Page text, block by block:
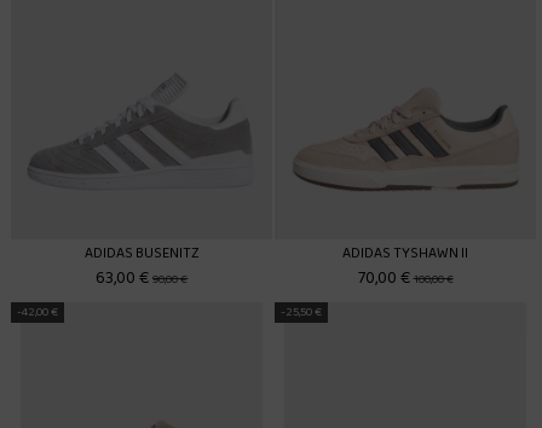
ADIDAS BUSENITZ
63,00 €90,00 €
ADIDAS TYSHAWN II
70,00 €100,00 €
-42,00 € -25,50 €